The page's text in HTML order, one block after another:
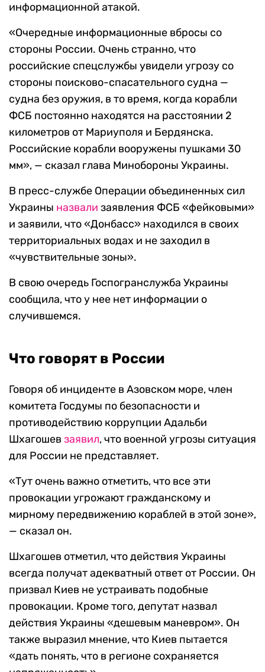
информационной атакой.
«Очередные информационные вбросы со
стороны России. Очень странно, что
российские спецслужбы увидели угрозу со
стороны поисково-спасательного судна —
судна без оружия, в то время, когда корабли
ФСБ постоянно находятся на расстоянии 2
километров от Мариуполя и Бердянска.
Российские корабли вооружены пушками 30
мм», — сказал глава Минобороны Украины.
В пресс-службе Операции объединенных сил
Украины назвали заявления ФСБ «фейковыми»
и заявили, что «Донбасс» находился в своих
территориальных водах и не заходил в
«чувствительные зоны».
В свою очередь Госпогранслужба Украины
сообщила, что у нее нет информации о
случившемся.
Что говорят в России
Говоря об инциденте в Азовском море, член
комитета Госдумы по безопасности и
противодействию коррупции Адальби
Шхагошев заявил, что военной угрозы ситуация
для России не представляет.
«Тут очень важно отметить, что все эти
провокации угрожают гражданскому и
мирному передвижению кораблей в этой зоне»,
— сказал он.
Шхагошев отметил, что действия Украины
всегда получат адекватный ответ от России. Он
призвал Киев не устраивать подобные
провокации. Кроме того, депутат назвал
действия Украины «дешевым маневром». Он
также выразил мнение, что Киев пытается
«дать понять, что в регионе сохраняется